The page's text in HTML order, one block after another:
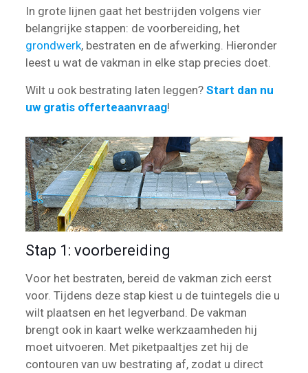
In grote lijnen gaat het bestrijden volgens vier
belangrijke stappen: de voorbereiding, het
grondwerk, bestraten en de afwerking. Hieronder
leest u wat de vakman in elke stap precies doet.
Wilt u ook bestrating laten leggen? Start dan nu
uw gratis offerteaanvraag!
Stap 1: voorbereiding
Voor het bestraten, bereid de vakman zich eerst
voor. Tijdens deze stap kiest u de tuintegels die u
wilt plaatsen en het legverband. De vakman
brengt ook in kaart welke werkzaamheden hij
moet uitvoeren. Met piketpaaltjes zet hij de
contouren van uw bestrating af, zodat u direct